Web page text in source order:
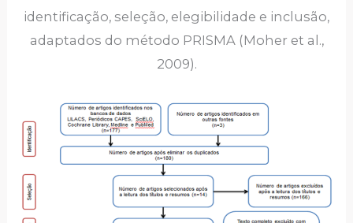
identificação, seleção, elegibilidade e inclusão,
adaptados do método PRISMA (Moher et al.,
2009).